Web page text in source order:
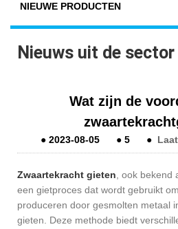
NIEUWE PRODUCTEN
Nieuws uit de sector
Wat zijn de
●2023-08-05 ●5 ●
Zwaartekracht gieten , ook
een gietproces dat wordt gebruikt
produceren door gesmolten metaal
gieten. Deze methode biedt